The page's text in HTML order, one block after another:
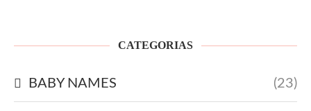
CATEGORIAS
BABY NAMES (23)